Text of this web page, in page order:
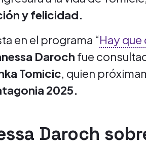
y felicidad.
en el programa “Hay
Daroch fue
Tomicic, quien
2025.
Daroch